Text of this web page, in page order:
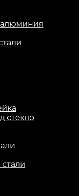
стекло